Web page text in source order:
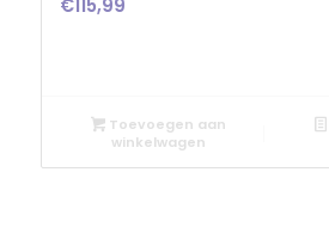
€115,99
Toevoegen aan
winkelwagen